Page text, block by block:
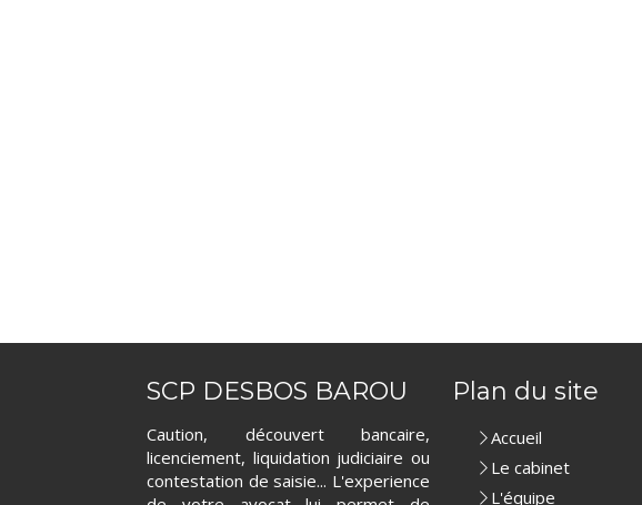
SCP DESBOS BAROU
Caution, découvert bancaire,
licenciement, liquidation judiciaire ou
contestation de saisie... L'experience
Plan du site
Accueil
Le cabinet
L'équipe